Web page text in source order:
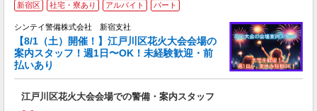
新宿区 社宅・寮あり アルバイト パート
シンテイ警備株式会社 新宿支社
【8/1（土）開催！】江戸川区花火大会会場の
案内スタッフ！週1日〜OK！未経験歓迎・前
払いあり
江戸川区花火大会会場での警備・案内スタッフ